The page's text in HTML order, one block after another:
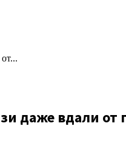
даже вдали от